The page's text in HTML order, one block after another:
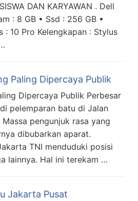
DAN KARYAWAN . Dell
: 8 GB • Ssd : 256 GB •
10 Pro Kelengkapan : Stylus
Paling Dipercaya Publik
Dipercaya Publik Perbesar
pelemparan batu di Jalan
pengunjuk rasa yang
dibubarkan aparat.
TNI menduduki posisi
lainnya. Hal ini terekam …
Jakarta Pusat